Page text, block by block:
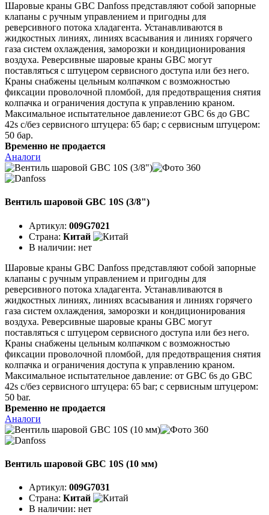
Шаровые краны GBC Danfoss представляют собой запорные
клапаны с ручным управлением и пригодны для
реверсивного потока хладагента. Устанавливаются в
жидкостных линиях, линиях всасывания и линиях горячего
газа систем охлаждения, заморозки и кондиционирования
воздуха. Реверсивные шаровые краны GBC могут
поставляться с штуцером сервисного доступа или без него.
Краны снабжены цельным колпачком с возможностью
фиксации проволочной пломбой, для предотвращения снятия
колпачка и ограничения доступа к управлению краном.
Максимальное испытательное давление:от GBC 6s до GBC
42s с/без сервисного штуцера: 65 бар; с сервисным штуцером:
50 бар.
Временно не продается
Аналоги
Вентиль шаровой GBC 10S (3/8")
Артикул: 009G7021
Страна: Китай
В наличии: нет
Шаровые краны GBC Danfoss представляют собой запорные
клапаны с ручным управлением и пригодны для
реверсивного потока хладагента. Устанавливаются в
жидкостных линиях, линиях всасывания и линиях горячего
газа систем охлаждения, заморозки и кондиционирования
воздуха. Реверсивные шаровые краны GBC могут
поставляться с штуцером сервисного доступа или без него.
Краны снабжены цельным колпачком с возможностью
фиксации проволочной пломбой, для предотвращения снятия
колпачка и ограничения доступа к управлению краном.
Максимальное испытательное давление: от GBC 6s до GBC
42s с/без сервисного штуцера: 65 bar; с сервисным штуцером:
50 bar.
Временно не продается
Аналоги
Вентиль шаровой GBC 10S (10 мм)
Артикул: 009G7031
Страна: Китай
В наличии: нет